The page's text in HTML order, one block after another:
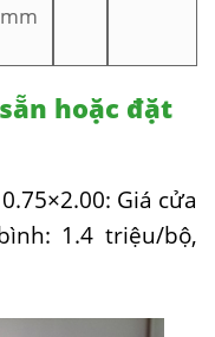
hoặc đặt
Giá cửa
1.4 triệu/bộ,